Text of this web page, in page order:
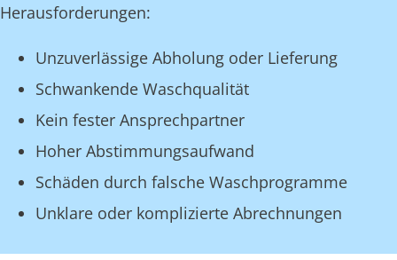
Herausforderungen:
Unzuverlässige Abholung oder Lieferung
Schwankende Waschqualität
Kein fester Ansprechpartner
Hoher Abstimmungsaufwand
Schäden durch falsche Waschprogramme
Unklare oder komplizierte Abrechnungen